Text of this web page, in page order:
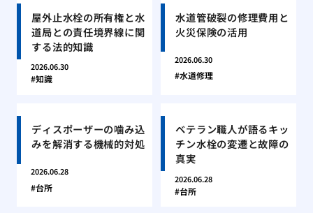
屋外止水栓の所有権と水
道局との責任境界線に関
する法的知識
2026.06.30
知識
水道管破裂の修理費用と
火災保険の活用
2026.06.30
水道修理
ディスポーザーの噛み込
みを解消する機械的対処
2026.06.28
台所
ベテラン職人が語るキッ
チン水栓の変遷と故障の
真実
2026.06.28
台所